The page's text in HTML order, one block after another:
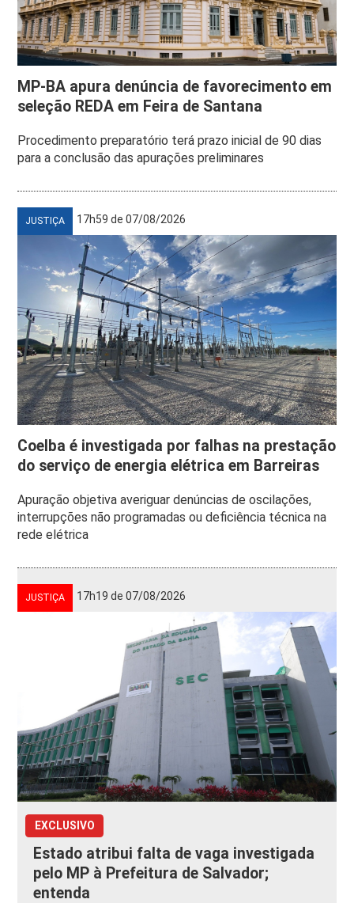
MP-BA apura denúncia de favorecimento em
seleção REDA em Feira de Santana
Procedimento preparatório terá prazo inicial de 90 dias
para a conclusão das apurações preliminares
JUSTIÇA 17h59 de 07/08/2026
Coelba é investigada por falhas na prestação
do serviço de energia elétrica em Barreiras
Apuração objetiva averiguar denúncias de oscilações,
interrupções não programadas ou deficiência técnica na
rede elétrica
JUSTIÇA 17h19 de 07/08/2026
EXCLUSIVO
Estado atribui falta de vaga investigada
pelo MP à Prefeitura de Salvador;
entenda